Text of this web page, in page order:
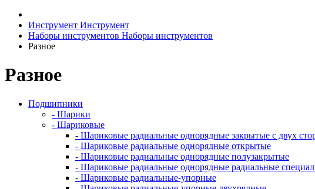
Инструмент Инструмент
Наборы инструментов Наборы инструментов
Разное
Разное
Подшипники
- Шарики
- Шариковые
- Шариковые радиальные однорядные закрытые с двух
- Шариковые радиальные однорядные открытые
- Шариковые радиальные однорядные полузакрытые
- Шариковые радиальные однорядные радиальные
- Шариковые радиальные-упорные